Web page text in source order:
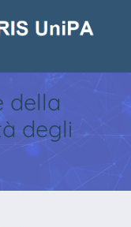
della
degli